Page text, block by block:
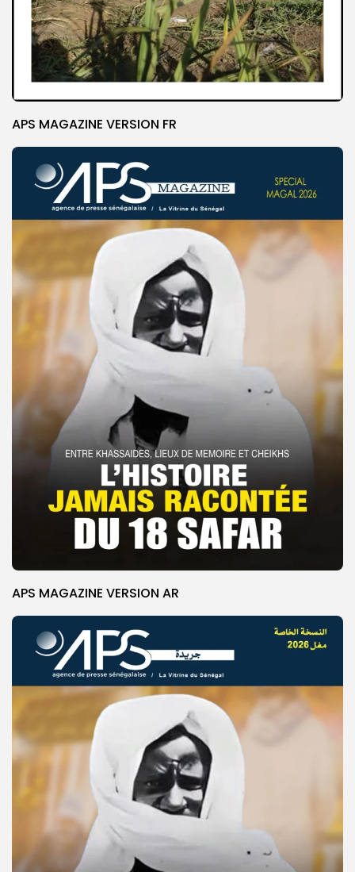
APS MAGAZINE VERSION FR
APS MAGAZINE VERSION AR